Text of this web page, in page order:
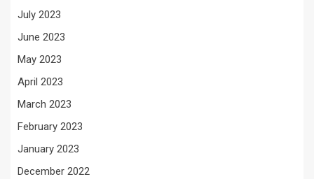
July 2023
June 2023
May 2023
April 2023
March 2023
February 2023
January 2023
December 2022